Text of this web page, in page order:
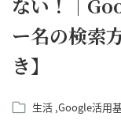
ー名の検索
き】
生活 Google活用